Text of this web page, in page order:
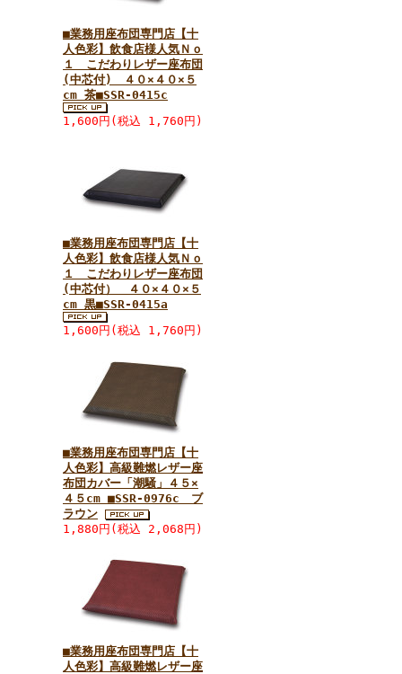
■業務用座布団専門店【十
人色彩】飲食店様人気Ｎｏ
１ こだわりレザー座布団
(中芯付) ４０×４０×５
cm 茶■SSR-0415c
1,600円(税込 1,760円)
■業務用座布団専門店【十
人色彩】飲食店様人気Ｎｏ
１ こだわりレザー座布団
(中芯付） ４０×４０×５
cm 黒■SSR-0415a
1,600円(税込 1,760円)
■業務用座布団専門店【十
人色彩】高級難燃レザー座
布団カバー「潮騒」４５×
４５cm ■SSR-0976c ブ
ラウン
1,880円(税込 2,068円)
■業務用座布団専門店【十
人色彩】高級難燃レザー座